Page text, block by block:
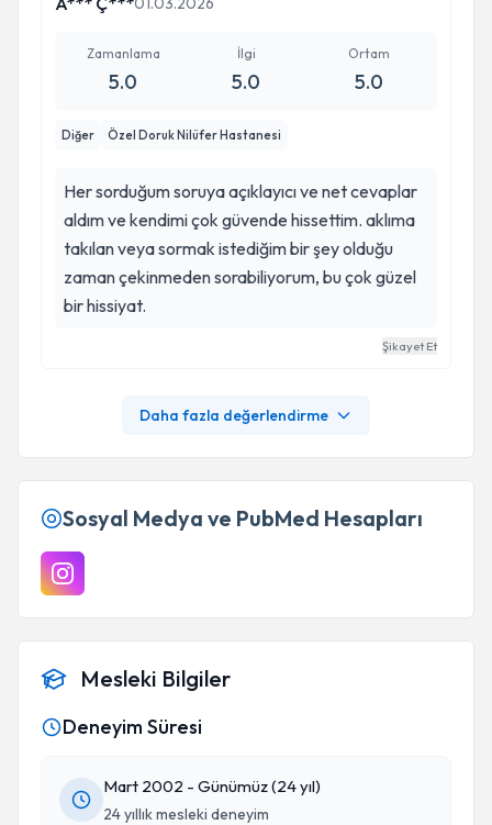
geniz eti sonrasında çok rahatladı. Kolaylıkla
uyuyabiliyor. Derslerindeki başarısı bile arttı.
Zamanlama
5.0
İlgi
5.0
Ortam
5.0
Diğer Özel Doruk Nilüfer Hastanesi
Her sorduğum soruya açıklayıcı ve net cevaplar
aldım ve kendimi çok güvende hissettim. aklıma
takılan veya sormak istediğim bir şey olduğu
zaman çekinmeden sorabiliyorum, bu çok güzel
bir hissiyat.
Şikayet Et
Daha fazla değerlendirme
Sosyal Medya ve PubMed Hesapları
Mesleki Bilgiler
Deneyim Süresi
Mart 2002 - Günümüz (24 yıl)
24 yıllık mesleki deneyim